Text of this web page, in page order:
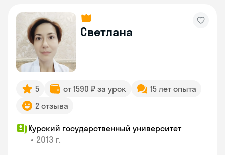
Светлана
5 от 1590 ₽ за урок
15 лет опыта
2 отзыва
Курский государственный университет
• 2013 г.